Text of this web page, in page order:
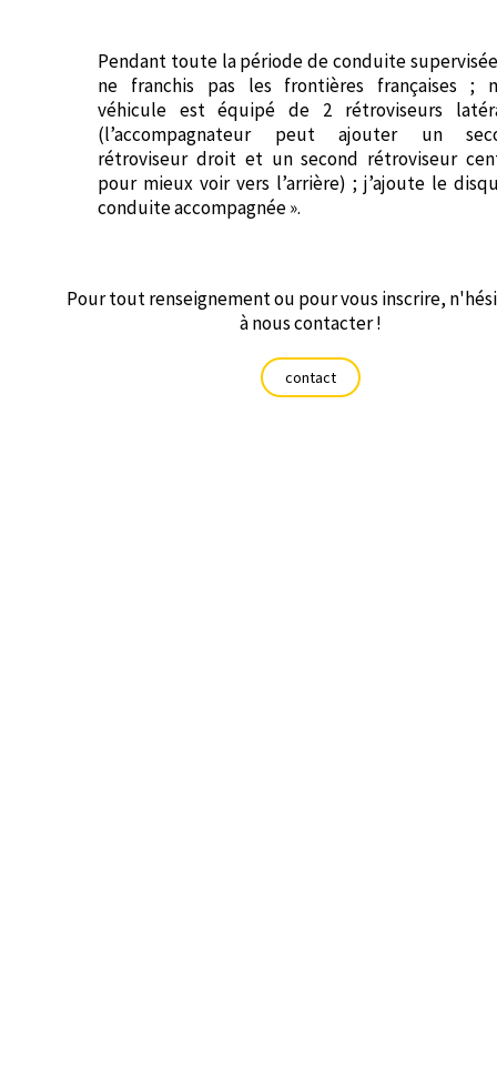
Pendant toute la période de conduite
ne franchis pas les frontières françaises ;
véhicule est équipé de 2 rétroviseurs
(l’accompagnateur peut ajouter un
rétroviseur droit et un second rétroviseur
pour mieux voir vers l’arrière) ; j’ajoute le
conduite accompagnée ».
Pour tout renseignement ou pour vous inscrire,
à nous contacter !
contact